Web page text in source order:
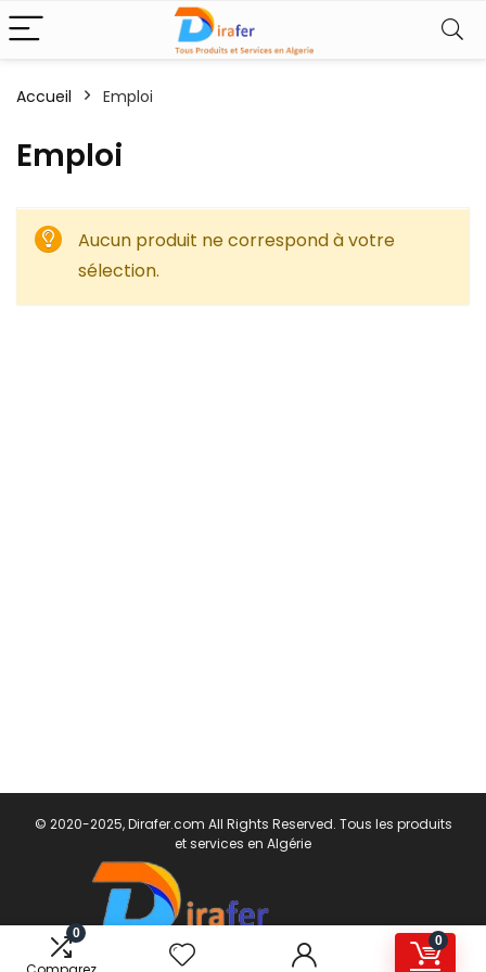
0
0
Accueil Emploi
Emploi
Aucun produit ne correspond à votre
sélection.
© 2020-2025, Dirafer.com All Rights Reserved. Tous les produits
et services en Algérie